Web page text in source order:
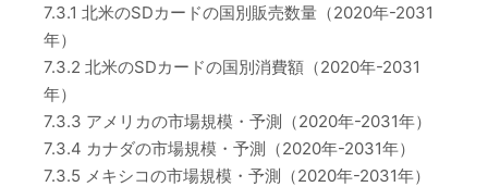
7.3.1 北米のSDカードの国別販売数量（2020年-2031
年）
7.3.2 北米のSDカードの国別消費額（2020年-2031
年）
7.3.3 アメリカの市場規模・予測（2020年-2031年）
7.3.4 カナダの市場規模・予測（2020年-2031年）
7.3.5 メキシコの市場規模・予測（2020年-2031年）